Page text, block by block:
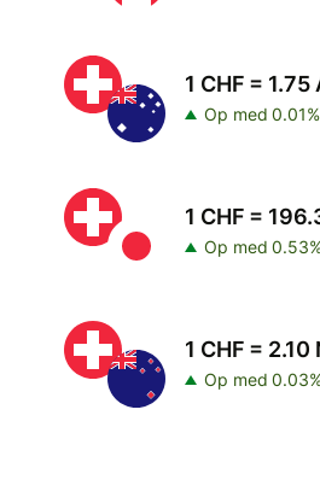
1 CHF = 1.75
Op med 0.01%
1 CHF =
Op med
1 CHF = 2.10
Op med